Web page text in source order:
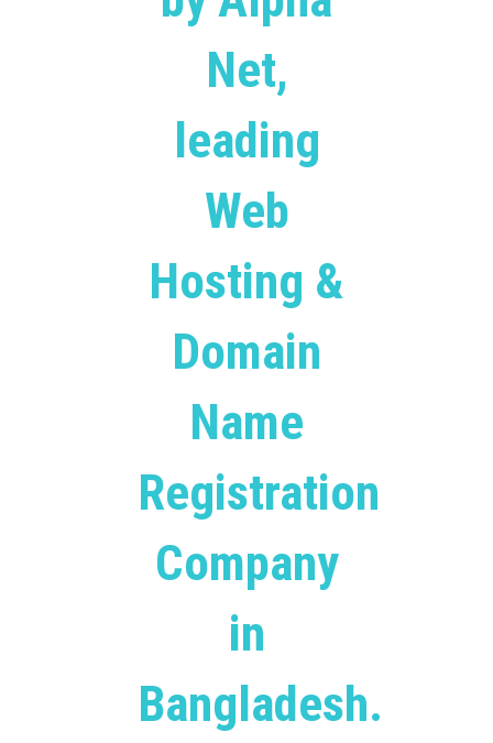
Net,
leading
Web
Hosting &
Domain
Name
Registration
Company
in
Bangladesh.